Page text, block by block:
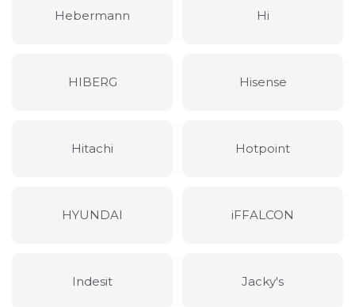
Hebermann Hi
HIBERG Hisense
Hitachi Hotpoint
HYUNDAI iFFALCON
Indesit Jacky's